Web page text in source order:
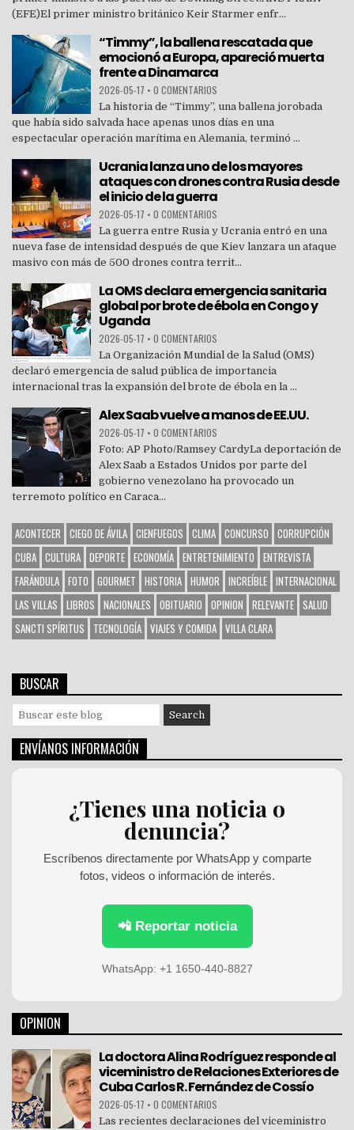
(EFE)El primer ministro británico Keir Starmer enfr...
“Timmy”, la ballena rescatada que
emocionó a Europa, apareció muerta
frente a Dinamarca
2026-05-17 • 0 COMENTARIOS
La historia de “Timmy”, una ballena jorobada
que había sido salvada hace apenas unos días en una
espectacular operación marítima en Alemania, terminó ...
Ucrania lanza uno de los mayores
ataques con drones contra Rusia desde
el inicio de la guerra
2026-05-17 • 0 COMENTARIOS
La guerra entre Rusia y Ucrania entró en una
nueva fase de intensidad después de que Kiev lanzara un ataque
masivo con más de 500 drones contra territ...
La OMS declara emergencia sanitaria
global por brote de ébola en Congo y
Uganda
2026-05-17 • 0 COMENTARIOS
La Organización Mundial de la Salud (OMS)
declaró emergencia de salud pública de importancia
internacional tras la expansión del brote de ébola en la ...
Alex Saab vuelve a manos de EE.UU.
2026-05-17 • 0 COMENTARIOS
Foto: AP Photo/Ramsey CardyLa deportación de
Alex Saab a Estados Unidos por parte del
gobierno venezolano ha provocado un
terremoto político en Caraca...
ACONTECER CIEGO DE ÁVILA CIENFUEGOS CLIMA CONCURSO CORRUPCIÓN
CUBA CULTURA DEPORTE ECONOMÍA ENTRETENIMIENTO ENTREVISTA
FARÁNDULA FOTO GOURMET HISTORIA HUMOR INCREÍBLE INTERNACIONAL
LAS VILLAS LIBROS NACIONALES OBITUARIO OPINION RELEVANTE SALUD
SANCTI SPÍRITUS
TECNOLOGÍA VIAJES Y COMIDA VILLA CLARA
BUSCAR
e
r
ENVÍANOS INFORMACIÓN
¿Tienes una noticia o
denuncia?
Escríbenos directamente por WhatsApp y comparte
fotos, videos o información de interés.
📲 Reportar noticia
WhatsApp: +1 1650-440-8827
OPINION
La doctora Alina Rodríguez responde al
viceministro de Relaciones Exteriores de
Cuba Carlos R. Fernández de Cossío
2026-05-17 • 0 COMENTARIOS
Las recientes declaraciones del viceministro